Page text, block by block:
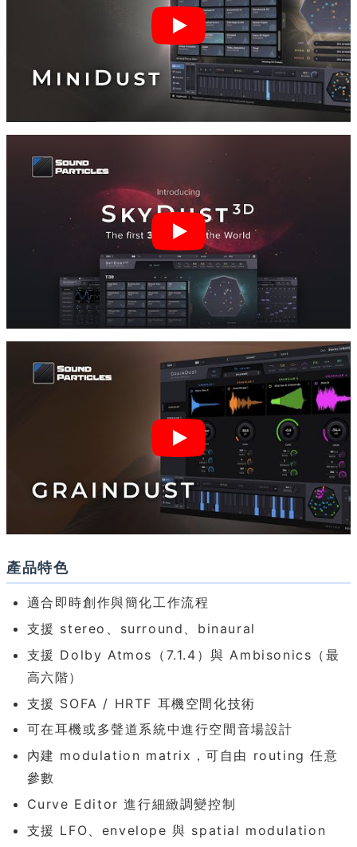
產品特色
適合即時創作與簡化工作流程
支援 stereo、surround、binaural
支援 Dolby Atmos（7.1.4）與 Ambisonics（最
高六階）
支援 SOFA / HRTF 耳機空間化技術
可在耳機或多聲道系統中進行空間音場設計
內建 modulation matrix，可自由 routing 任意
參數
Curve Editor 進行細緻調變控制
支援 LFO、envelope 與 spatial modulation